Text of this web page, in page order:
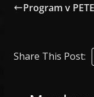
Program v
Share This Post: